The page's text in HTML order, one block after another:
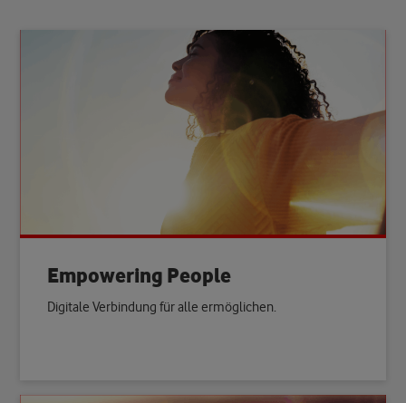
Empowering People
Digitale Verbindung für alle ermöglichen.